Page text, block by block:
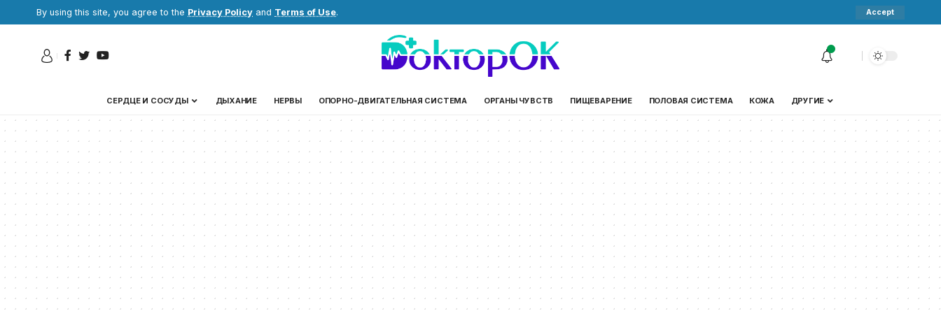
By using this site, you agree to the Privacy Policy and Terms of Use. Accept
СЕРДЦЕ И СОСУДЫ ДЫХАНИЕ НЕРВЫ ОПОРНО-ДВИГАТЕЛЬНАЯ СИСТЕМА ОРГАНЫ ЧУВСТВ ПИЩЕВАРЕНИЕ ПОЛОВАЯ СИСТЕМА КОЖА ДРУГИЕ